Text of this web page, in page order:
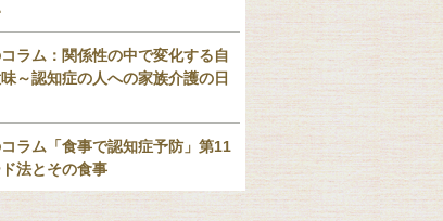
ラム：関係性の中で変化する自
～認知症の人への家族介護の日
ラム「食事で認知症予防」第11
法とその食事